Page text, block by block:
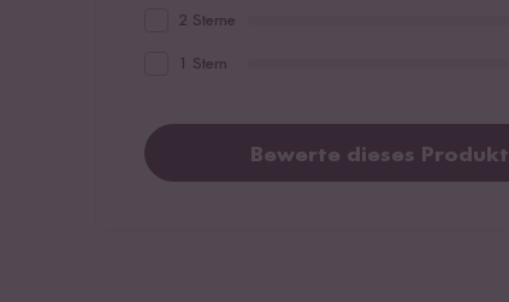
2 Sterne
1 Stern
Bewerte dieses Produkt